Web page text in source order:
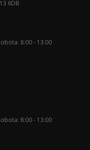
6DB
8:00 - 13:00
8:00 - 13:00